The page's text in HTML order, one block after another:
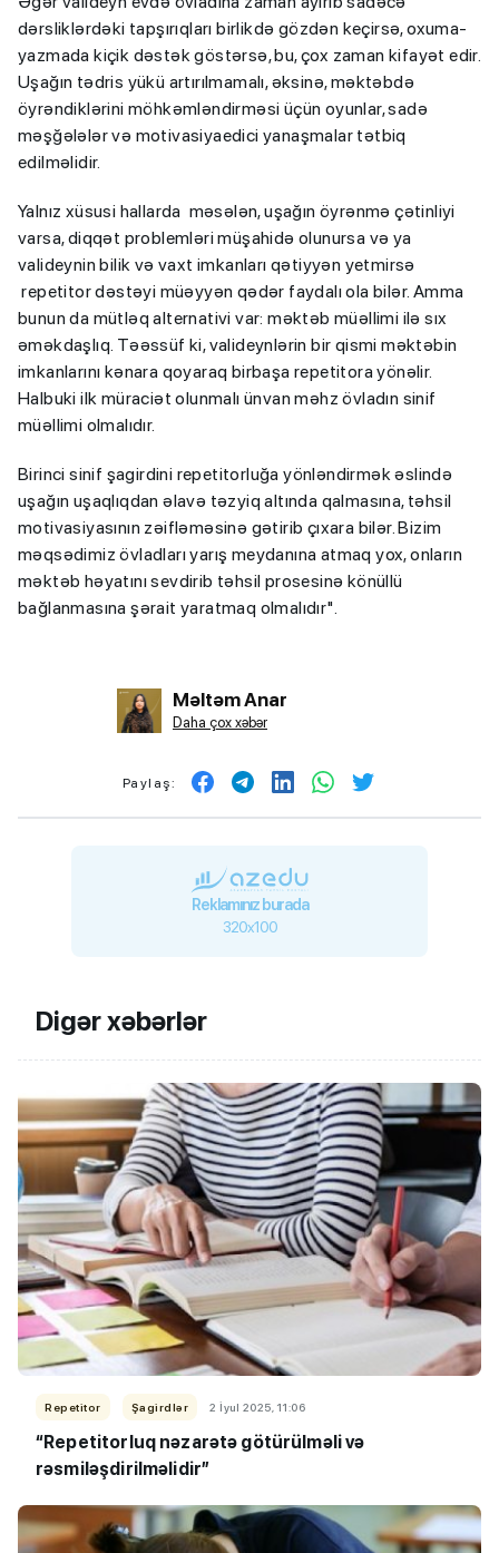
dərsliklərdəki tapşırıqları birlikdə gözdən keçirsə, oxuma-
yazmada kiçik dəstək göstərsə, bu, çox zaman kifayət edir.
Uşağın tədris yükü artırılmamalı, əksinə, məktəbdə
öyrəndiklərini möhkəmləndirməsi üçün oyunlar, sadə
məşğələlər və motivasiyaedici yanaşmalar tətbiq
edilməlidir.
Yalnız xüsusi hallarda məsələn, uşağın öyrənmə çətinliyi
varsa, diqqət problemləri müşahidə olunursa və ya
valideynin bilik və vaxt imkanları qətiyyən yetmirsə
repetitor dəstəyi müəyyən qədər faydalı ola bilər. Amma
bunun da mütləq alternativi var: məktəb müəllimi ilə sıx
əməkdaşlıq. Təəssüf ki, valideynlərin bir qismi məktəbin
imkanlarını kənara qoyaraq birbaşa repetitora yönəlir.
Halbuki ilk müraciət olunmalı ünvan məhz övladın sinif
müəllimi olmalıdır.
Birinci sinif şagirdini repetitorluğa yönləndirmək əslində
uşağın uşaqlıqdan əlavə təzyiq altında qalmasına, təhsil
motivasiyasının zəifləməsinə gətirib çıxara bilər. Bizim
məqsədimiz övladları yarış meydanına atmaq yox, onların
məktəb həyatını sevdirib təhsil prosesinə könüllü
bağlanmasına şərait yaratmaq olmalıdır".
Məltəm Anar
Daha çox xəbər
Paylaş:
Reklamınız burada
320x100
Digər xəbərlər
Repetitor Şagirdlər 2 İyul 2025, 11:06
“Repetitorluq nəzarətə götürülməli və
rəsmiləşdirilməlidir”